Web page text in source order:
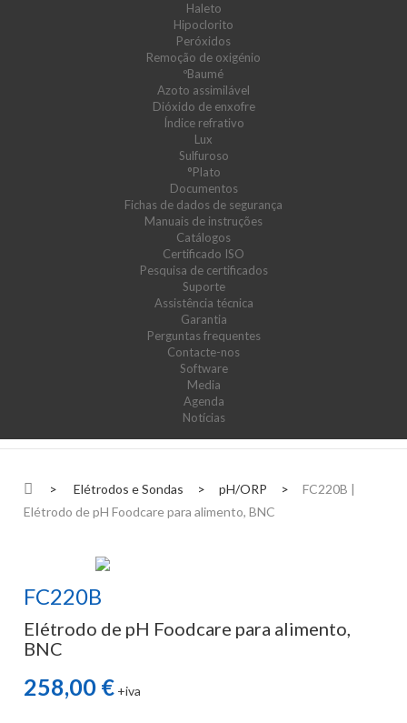
Haleto
Hipoclorito
Peróxidos
Remoção de oxigénio
ºBaumé
Azoto assimilável
Dióxido de enxofre
Índice refrativo
Lux
Sulfuroso
°Plato
Documentos
Fichas de dados de segurança
Manuais de instruções
Catálogos
Certificado ISO
Pesquisa de certificados
Suporte
Assistência técnica
Garantia
Perguntas frequentes
Contacte-nos
Software
Media
Agenda
Notícias
> Elétrodos e Sondas > pH/ORP >
FC220B |
Elétrodo de pH Foodcare para alimento, BNC
FC220B
Elétrodo de pH Foodcare para alimento,
BNC
258,00 € +iva